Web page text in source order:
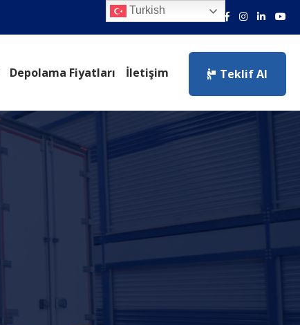
Depolama Fiyatları İletişim Teklif Al
Turkish